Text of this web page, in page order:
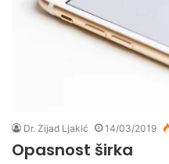
Dr. Zijad Ljakić 14/03/2019
Opasnost širka